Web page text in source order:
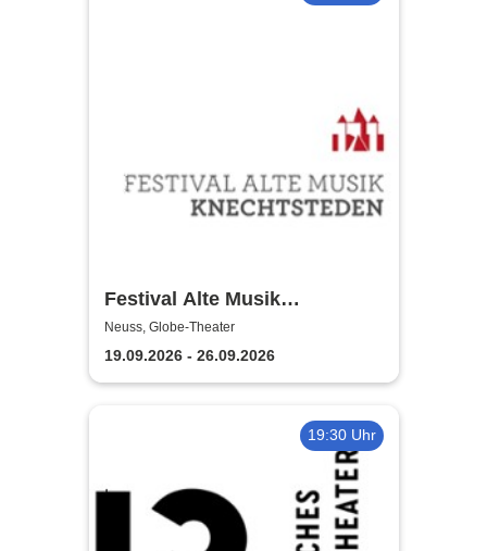
Festival Alte Musik
Knechtsteden
Neuss, Globe-Theater
19.09.2026 - 26.09.2026
19:30 Uhr